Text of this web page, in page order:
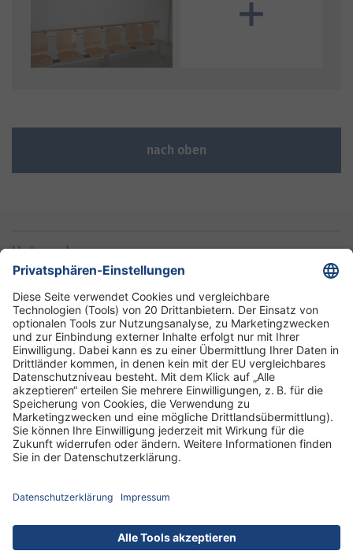
nach oben
Unternehmen
Informationen
Standorte
DRK-Schwesternschaft Berlin
Impressum
Hausordnung